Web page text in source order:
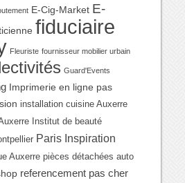
E-Cig-Market E-
fiduciaire
Fleuriste fournisseur mobilier urbain
Guard'Events
Imprimerie en ligne pas
installation cuisine Auxerre
Institut de beauté
Paris Inspiration
Auxerre pièces détachées auto
referencement pas cher